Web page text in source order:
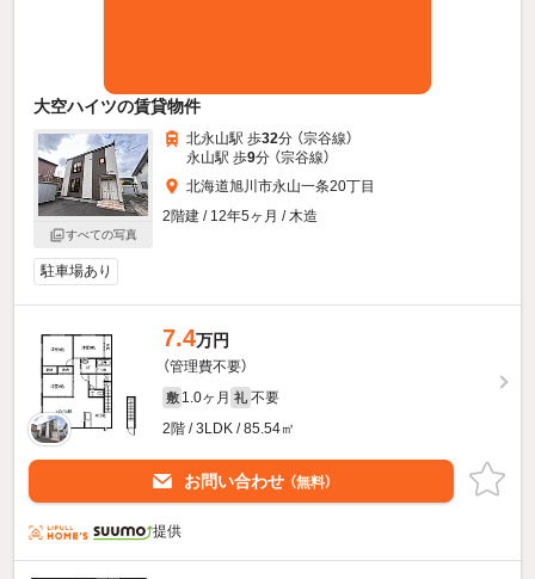
大空ハイツの賃貸物件
すべての写真
北永山駅 歩32分 （宗谷線）
永山駅 歩9分 （宗谷線）
北海道旭川市永山一条20丁目
2階建 / 12年5ヶ月 / 木造
駐車場あり
7.4万円
（管理費不要）
敷 1.0ヶ月 礼 不要
2階 / 3LDK / 85.54㎡
お問い合わせ （無料）
提供